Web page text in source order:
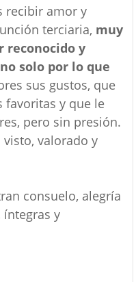
recibir amor y
terciaria, muy
reconocido y
solo por lo que
sus gustos, que
favoritas y que le
pero sin presión.
visto, valorado y
consuelo, alegría
íntegras y